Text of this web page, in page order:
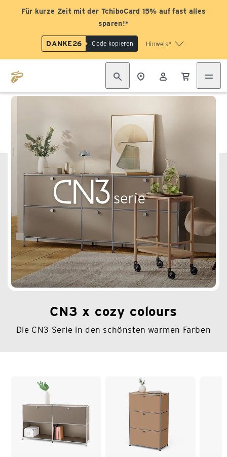
Für kurze Zeit mit der TchiboCard 15% auf fast alles
sparen!*
DANKE26 Code kopieren Hinweis*
CN3 x cozy colours
Die CN3 Serie in den schönsten warmen Farben